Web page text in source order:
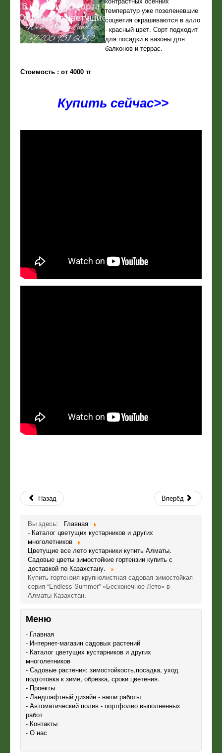
температур уже позеленевшие
соцветия окрашиваются в алло
- красный цвет. Сорт подходит
для посадки в вазоны для
балконов и террас.
Стоимость : от 4000 тг
Купить сейчас>>
Назад Вперёд
Вы здесь:
Главная
- Каталог цветущих кустарников и других
многолетников
Цветущие все лето кустарники купить Алматы.
Садовые цветы зимостойкие гортензии купить с
доставкой по Казахстану.
Купить гортензия крупнолистная садовая зимостойкая
серия “Endless Summer”-«Бесконечное Лето» в
Алматы Казахстан.
Меню
- Главная
- Интернет-магазин садовых растений
- Каталог цветущих кустарников и других
многолетников
- Садовые растения: зимостойкость,посадка, уход
подготовка к зиме, обрезка, сроки цветения.
- Проекты
- Ландшафтный дизайн - наши работы
- Автоматический полив - портфолио выполненных
работ
- Контакты
- О нас